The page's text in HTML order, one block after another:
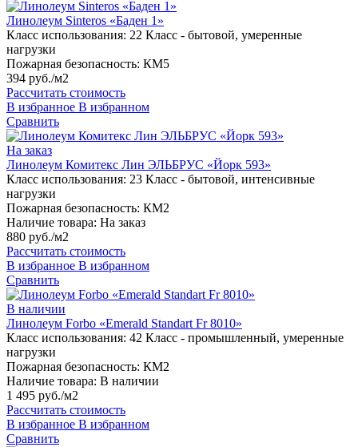
Линолеум Sinteros «Баден 1»
Класс использования: 22 Класс - бытовой, умеренные
нагрузки
Пожарная безопасность: КМ5
394 руб./м2
Рассчитать стоимость
В избранное В избранном
Сравнить
На заказ
Линолеум Комитекс Лин ЭЛЬБРУС «Йорк 593»
Класс использования: 23 Класс - бытовой, интенсивные
нагрузки
Пожарная безопасность: КМ2
Наличие товара: На заказ
880 руб./м2
Рассчитать стоимость
В избранное В избранном
Сравнить
В наличии
Линолеум Forbo «Emerald Standart Fr 8010»
Класс использования: 42 Класс - промышленный, умеренные
нагрузки
Пожарная безопасность: КМ2
Наличие товара: В наличии
1 495 руб./м2
Рассчитать стоимость
В избранное В избранном
Сравнить